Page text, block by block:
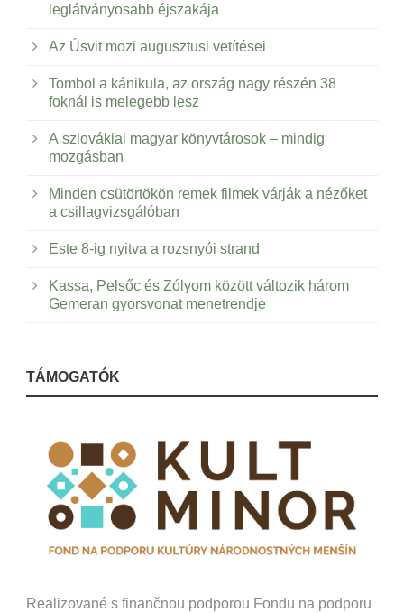
leglátványosabb éjszakája
Az Úsvit mozi augusztusi vetítései
Tombol a kánikula, az ország nagy részén 38
foknál is melegebb lesz
A szlovákiai magyar könyvtárosok – mindig
mozgásban
Minden csütörtökön remek filmek várják a nézőket
a csillagvizsgálóban
Este 8-ig nyitva a rozsnyói strand
Kassa, Pelsőc és Zólyom között változik három
Gemeran gyorsvonat menetrendje
TÁMOGATÓK
Realizované s finančnou podporou Fondu na podporu